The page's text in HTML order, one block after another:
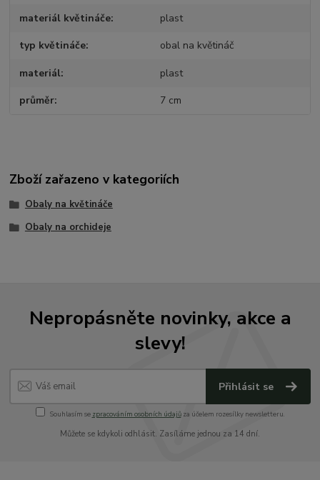
materiál květináče plast
typ květináče obal na květináč
materiál plast
průměr 7 cm
Zboží zařazeno v kategoriích
Obaly na květináče
Obaly na orchideje
Nepropásněte novinky, akce a
slevy!
Přihlásit se
Souhlasím se zpracováním osobních údajůza účelem rozesílky newsletteru.
Můžete se kdykoli odhlásit. Zasíláme jednou za 14 dní.